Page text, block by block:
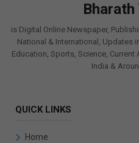
Bharath
is Digital Online Newspaper,
National & International, Updates
Education, Sports, Science,
India &
QUICK LINKS
Home